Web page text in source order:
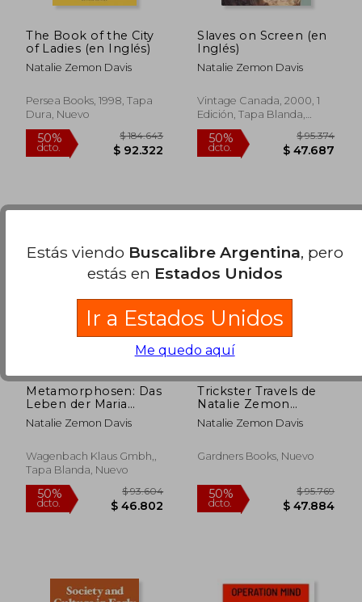
dcto. $ 57.267 dcto. $
The Book of the City
of Ladies (en Inglés)
Natalie Zemon Davis
Persea Books, 1998, Tapa
Dura, Nuevo
50%
dcto. $ 92.322
Slaves on Screen (en
Inglés)
Natalie Zemon Davis
Vintage Canada, 2000, 1
Edición, Tapa Blanda,
Nuevo
50%
dcto. $
Metamorphosen: Das
Leben der Maria
Sibylla Merian (Wat)
(en Alemán)
Natalie Zemon Davis
Wagenbach Klaus Gmbh,,
Tapa Blanda, Nuevo
Trickster Travels de
Natalie Zemon
Davis(Gardners
Books)
Natalie Zemon Davis
Gardners Books, Nuevo
Estás viendo Buscalibre Argentina, pero
estás en Estados Unidos
Ir a Estados Unidos
Me quedo aquí